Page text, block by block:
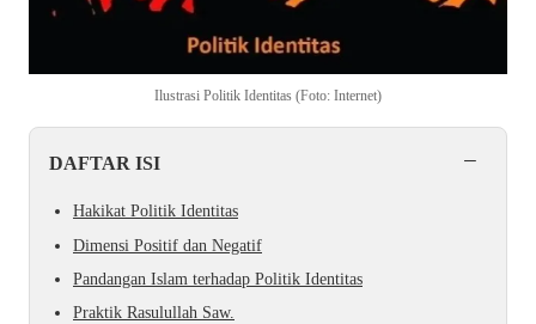
Ilustrasi Politik Identitas (Foto: Internet)
DAFTAR ISI −
Hakikat Politik Identitas
Dimensi Positif dan Negatif
Pandangan Islam terhadap Politik Identitas
Praktik Rasulullah Saw.